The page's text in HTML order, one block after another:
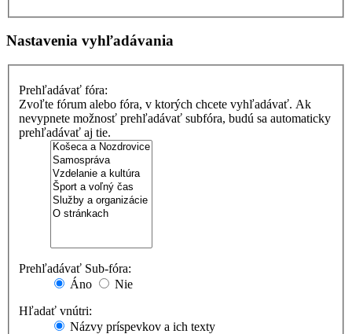
Nastavenia vyhľadávania
Prehľadávať fóra:
Zvoľte fórum alebo fóra, v ktorých chcete vyhľadávať. Ak
nevypnete možnosť prehľadávať subfóra, budú sa automaticky
prehľadávať aj tie.
Prehľadávať Sub-fóra:
Áno
Nie
Hľadať vnútri:
Názvy príspevkov a ich texty